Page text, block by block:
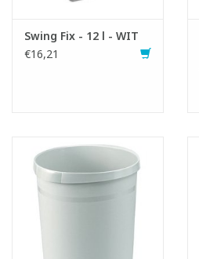
Swing Fix - 12 l - WIT
€16,21